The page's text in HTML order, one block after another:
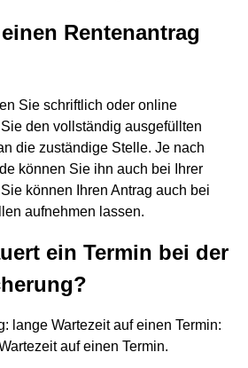
Rentenantrag
Sie schriftlich oder online
den vollständig ausgefüllten
die zuständige Stelle. Je nach
können Sie ihn auch bei Ihrer
können Ihren Antrag auch bei
aufnehmen lassen.
ein Termin bei der
lange Wartezeit auf einen Termin:
auf einen Termin.